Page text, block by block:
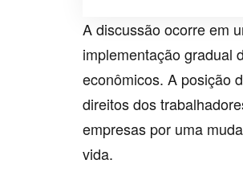
A discussão ocorre em
implementação gradual
econômicos. A posição
direitos dos
empresas por uma
vida.